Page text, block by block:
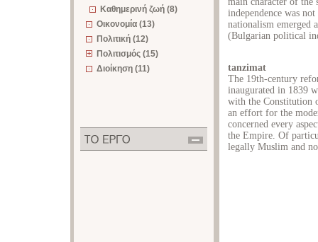
Καθημερινή ζωή (8)
Οικονομία (13)
Πολιτική (12)
Πολιτισμός (15)
Διοίκηση (11)
independence was
nationalism emerged
(Bulgarian political
tanzimat
The 19th-century
inaugurated in 1839
with the Constitution
an effort for the
concerned every
the Empire. Of
legally Muslim and